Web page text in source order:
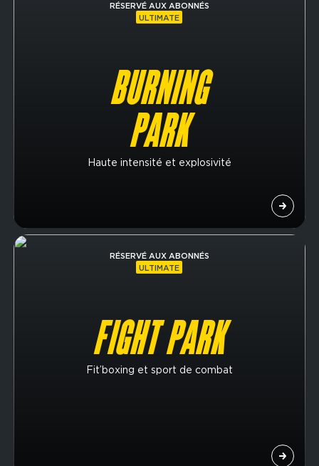
RÉSERVÉ AUX ABONNÉS
ULTIMATE
BURNING
PARK
Haute intensité et explosivité
RÉSERVÉ AUX ABONNÉS
ULTIMATE
FIGHT PARK
Fit’boxing et sport de combat
Image